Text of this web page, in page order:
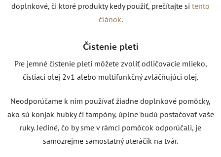
doplnkové, či ktoré produkty kedy použiť, prečítajte si tento
článok.
Čistenie pleti
Pre jemné čistenie pleti môžete zvoliť odličovacie mlieko,
čistiaci olej 2v1 alebo multifunkčný zvláčňujúci olej.
Neodporúčame k nim používať žiadne doplnkové pomôcky,
ako sú konjak hubky či tampóny, úplne budú postačovať vaše
ruky. Jediné, čo by sme v rámci pomôcok odporúčali, je
samozrejme samostatný uteráčik na tvár.